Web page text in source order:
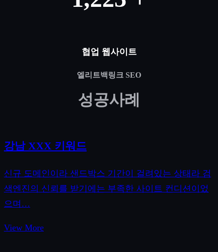
협업 웹사이트
엘리트백링크 SEO
성공사례
강남 XXX 키워드
신규 도메인이라 샌드박스 기간이 걸려있는 상태라 검
색엔진의 신뢰를 받기에는 부족한 사이트 컨디션이었
으며…
View More